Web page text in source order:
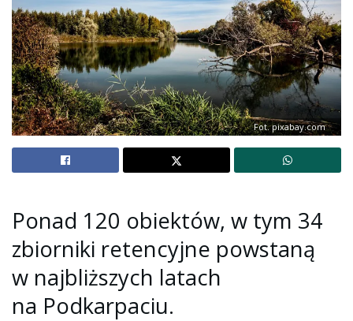
Fot. pixabay.com
Ponad 120 obiektów, w tym 34
zbiorniki retencyjne powstaną
w najbliższych latach
na Podkarpaciu.